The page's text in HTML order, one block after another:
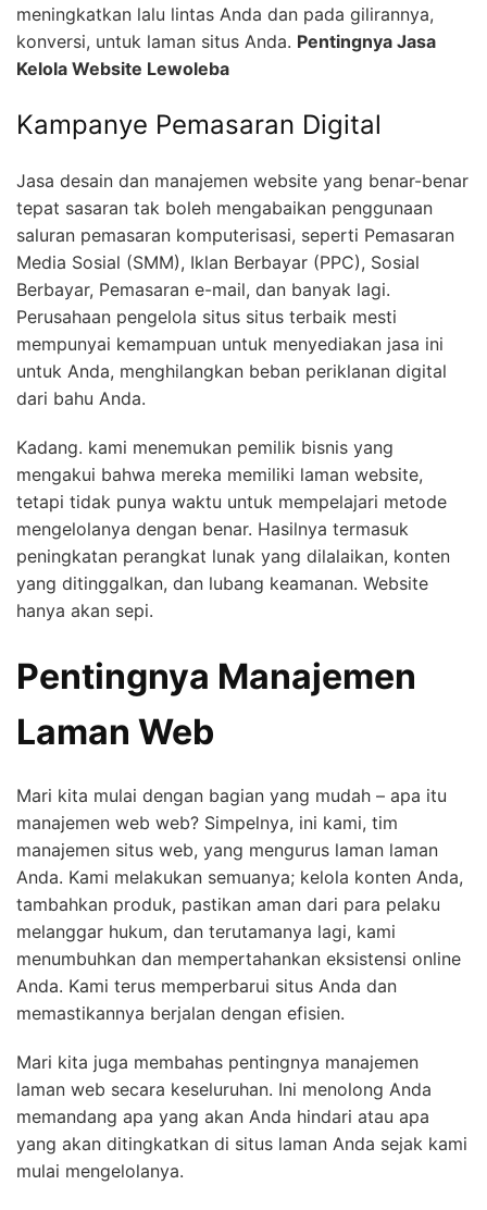
meningkatkan lalu lintas Anda dan pada gilirannya,
konversi, untuk laman situs Anda. Pentingnya Jasa
Kelola Website Lewoleba
Kampanye Pemasaran Digital
Jasa desain dan manajemen website yang benar-benar
tepat sasaran tak boleh mengabaikan penggunaan
saluran pemasaran komputerisasi, seperti Pemasaran
Media Sosial (SMM), Iklan Berbayar (PPC), Sosial
Berbayar, Pemasaran e-mail, dan banyak lagi.
Perusahaan pengelola situs situs terbaik mesti
mempunyai kemampuan untuk menyediakan jasa ini
untuk Anda, menghilangkan beban periklanan digital
dari bahu Anda.
Kadang. kami menemukan pemilik bisnis yang
mengakui bahwa mereka memiliki laman website,
tetapi tidak punya waktu untuk mempelajari metode
mengelolanya dengan benar. Hasilnya termasuk
peningkatan perangkat lunak yang dilalaikan, konten
yang ditinggalkan, dan lubang keamanan. Website
hanya akan sepi.
Pentingnya Manajemen
Laman Web
Mari kita mulai dengan bagian yang mudah – apa itu
manajemen web web? Simpelnya, ini kami, tim
manajemen situs web, yang mengurus laman laman
Anda. Kami melakukan semuanya; kelola konten Anda,
tambahkan produk, pastikan aman dari para pelaku
melanggar hukum, dan terutamanya lagi, kami
menumbuhkan dan mempertahankan eksistensi online
Anda. Kami terus memperbarui situs Anda dan
memastikannya berjalan dengan efisien.
Mari kita juga membahas pentingnya manajemen
laman web secara keseluruhan. Ini menolong Anda
memandang apa yang akan Anda hindari atau apa
yang akan ditingkatkan di situs laman Anda sejak kami
mulai mengelolanya.